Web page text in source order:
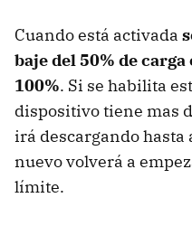
Cuando está activada
baje del 50% de
100%. Si se habilita
dispositivo tiene mas
irá descargando hasta
nuevo volverá a
límite.